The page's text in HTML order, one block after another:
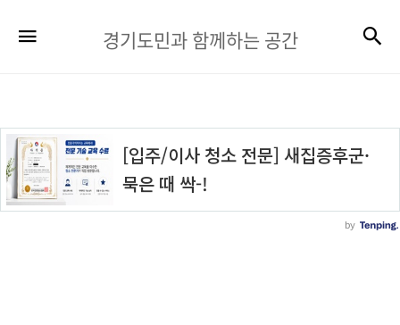
기
과
함
께
경기도민과 함께하는 공간